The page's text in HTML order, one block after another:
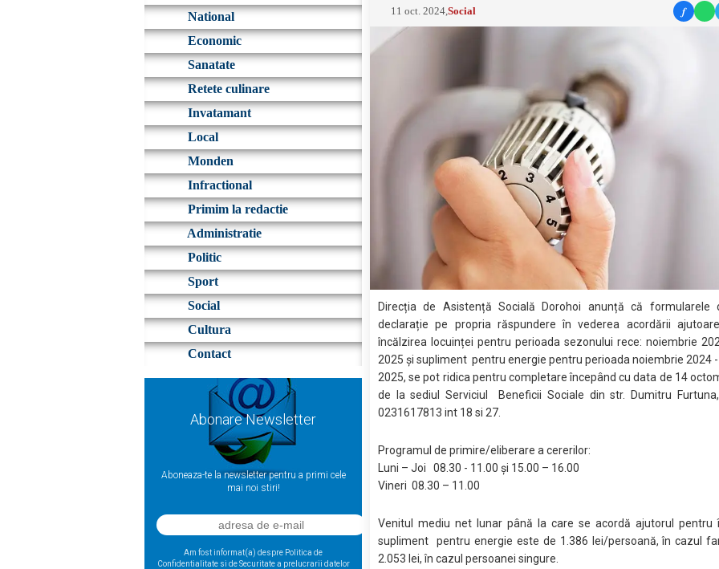
National
Economic
Sanatate
Retete culinare
Invatamant
Local
Monden
Infractional
Primim la redactie
Administratie
Politic
Sport
Social
Cultura
Contact
Abonare Newsletter
Aboneaza-te la newsletter pentru a primi cele
mai noi stiri!
Am fost informat(a) despre Politica de
Confidentialitate si de Securitate a prelucrarii datelor
11 oct. 2024 ,Social f
Direcția de Asistență Socială Dorohoi anunță că formularele
declarație pe propria răspundere în vederea acordării
încălzirea locuinței pentru perioada sezonului rece: noiembrie
2025 și supliment pentru energie pentru perioada noiembrie 2024
2025, se pot ridica pentru completare începând cu data de 14
de la sediul Serviciul Beneficii Sociale din str. Dumitru Furtuna,
0231617813 int 18 si 27.
Programul de primire/eliberare a cererilor:
Luni – Joi 08.30 - 11.00 și 15.00 – 16.00
Vineri 08.30 – 11.00
Venitul mediu net lunar până la care se acordă ajutorul pentru
supliment pentru energie este de 1.386 lei/persoană, în cazul
2.053 lei, în cazul persoanei singure.